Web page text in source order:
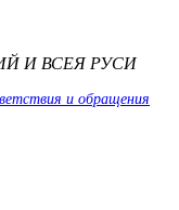
И ВСЕЯ РУСИ
и обращения